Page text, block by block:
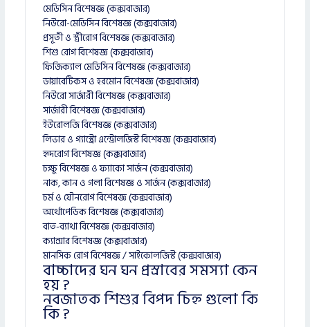
মেডিসিন বিশেষজ্ঞ (কক্সবাজার)
নিউরো-মেডিসিন বিশেষজ্ঞ (কক্সবাজার)
প্রসূতী ও স্ত্রীরোগ বিশেষজ্ঞ (কক্সবাজার)
শিশু রোগ বিশেষজ্ঞ (কক্সবাজার)
ফিজিক্যাল মেডিসিন বিশেষজ্ঞ (কক্সবাজার)
ডায়াবেটিকস ও হরমোন বিশেষজ্ঞ (কক্সবাজার)
নিউরো সার্জারী বিশেষজ্ঞ (কক্সবাজার)
সার্জারী বিশেষজ্ঞ (কক্সবাজার)
ইউরোলজি বিশেষজ্ঞ (কক্সবাজার)
লিভার ও গ্যাস্ট্রো এন্ট্রোলজিস্ট বিশেষজ্ঞ (কক্সবাজার)
হৃদরোগ বিশেষজ্ঞ (কক্সবাজার)
চক্ষু বিশেষজ্ঞ ও ফ্যাকো সার্জন (কক্সবাজার)
নাক, কান ও গলা বিশেষজ্ঞ ও সার্জন (কক্সবাজার)
চর্ম ও যৌনরোগ বিশেষজ্ঞ (কক্সবাজার)
অর্থোপেডিক বিশেষজ্ঞ (কক্সবাজার)
বাত-ব্যাথা বিশেষজ্ঞ (কক্সবাজার)
ক্যান্সার বিশেষজ্ঞ (কক্সবাজার)
মানসিক রোগ বিশেষজ্ঞ / সাইকোলজিস্ট (কক্সবাজার)
বাচ্চাদের ঘন ঘন প্রস্রাবের সমস্যা কেন
হয় ?
নবজাতক শিশুর বিপদ চিহ্ন গুলো কি
কি ?